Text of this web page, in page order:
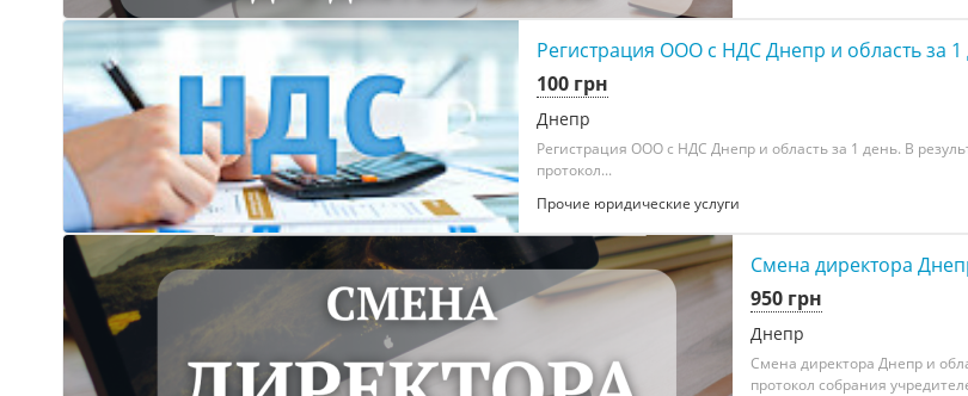
Регистрация ООО с НДС Днепр и область за 1
100 грн
Днепр
Регистрация ООО с НДС Днепр и область за 1 день. В
протокол...
Прочие юридические услуги
Смена директора
950 грн
Днепр
Смена директора Днепр и
протокол собрания